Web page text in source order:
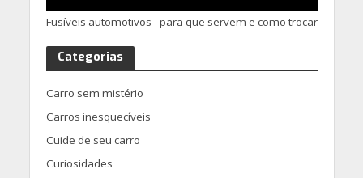
Fusíveis automotivos - para que servem e como trocar
Categorias
Carro sem mistério
Carros inesquecíveis
Cuide de seu carro
Curiosidades